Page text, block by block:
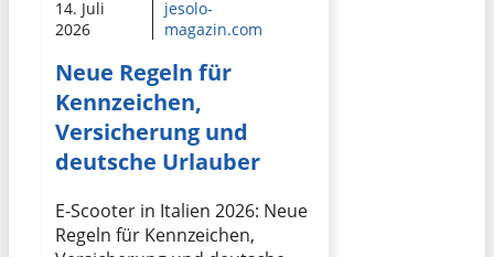
14. Juli
2026
jesolo-
magazin.com
Neue Regeln für
Kennzeichen,
Versicherung und
deutsche Urlauber
E-Scooter in Italien 2026: Neue
Regeln für Kennzeichen,